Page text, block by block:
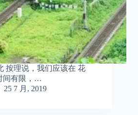
按理说，我们应该在 花
间有限，…
25 7 月, 2019